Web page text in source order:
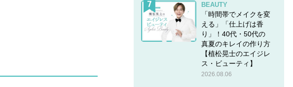
BEAUTY
「時間帯でメイクを変
える」「仕上げは香
り」！40代・50代の
真夏のキレイの作り方
【植松晃士のエイジレ
ス・ビューティ】
2026.08.06